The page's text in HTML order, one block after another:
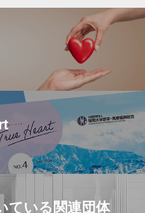
ている関連団体